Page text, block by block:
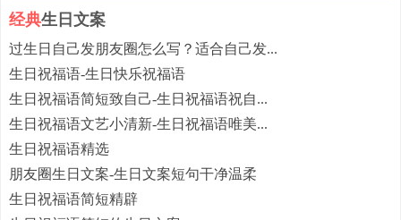
经典生日文案
过生日自己发朋友圈怎么写？适合自己发...
生日祝福语-生日快乐祝福语
生日祝福语简短致自己-生日祝福语祝自...
生日祝福语文艺小清新-生日祝福语唯美...
生日祝福语精选
朋友圈生日文案-生日文案短句干净温柔
生日祝福语简短精辟